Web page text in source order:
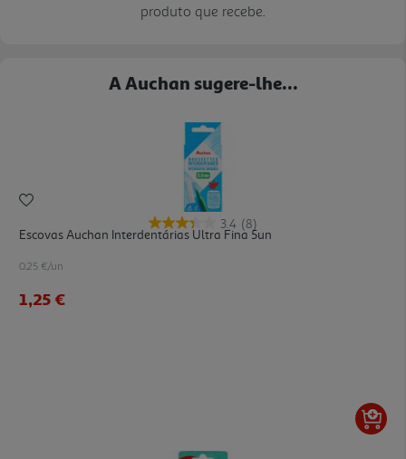
produto que recebe.
A Auchan sugere-lhe...
3.4 (8)
Escovas Auchan Interdentárias Ultra Fina 5un
0.25 €/un
1,25 €